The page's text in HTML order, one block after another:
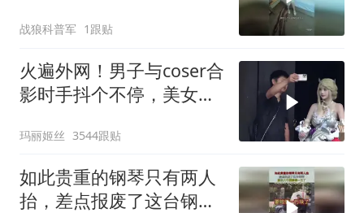
战狼科普军 1跟贴
火遍外网！男子与coser合
影时手抖个不停，美女做
玛丽姬丝 3544跟贴
如此贵重的钢琴只有两人
抬，差点报废了这台钢